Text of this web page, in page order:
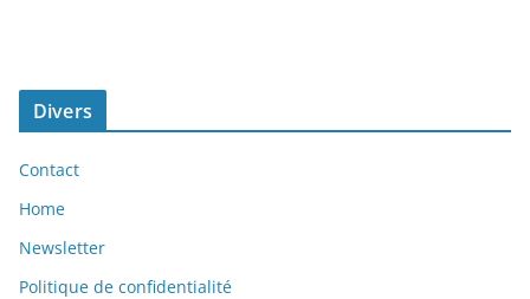
Divers
Contact
Home
Newsletter
Politique de confidentialité